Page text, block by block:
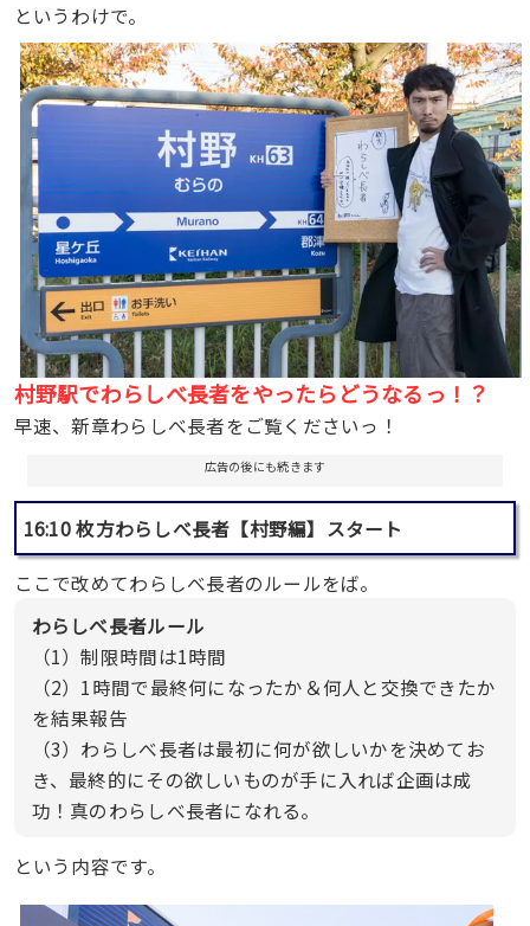
というわけで。
村野駅でわらしべ長者をやったらどうなるっ！？
早速、新章わらしべ長者をご覧くださいっ！
広告の後にも続きます
16:10 枚方わらしべ長者【村野編】スタート
ここで改めてわらしべ長者のルールをば。
わらしべ長者ルール
（1）制限時間は1時間
（2）1時間で最終何になったか＆何人と交換できたか
を結果報告
（3）わらしべ長者は最初に何が欲しいかを決めてお
き、最終的にその欲しいものが手に入れば企画は成
功！真のわらしべ長者になれる。
という内容です。